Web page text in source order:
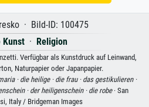
· Bild-ID: 100475
Kunst · Religion
Verfügbar als Kunstdruck auf Leinwand,
Naturpapier oder Japanpapier.
· die heilige · die frau · das gestikulieren ·
· der heiligenschein · die robe· San
Italy / Bridgeman Images